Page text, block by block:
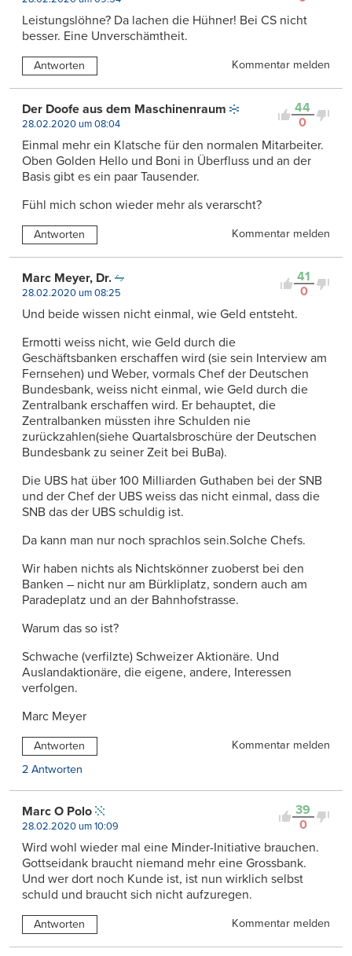
Leistungslöhne? Da lachen die Hühner! Bei CS nicht
besser. Eine Unverschämtheit.
Antworten Kommentar melden
44
0
Der Doofe aus dem Maschinenraum
28.02.2020 um 08:04
Einmal mehr ein Klatsche für den normalen Mitarbeiter.
Oben Golden Hello und Boni in Überfluss und an der
Basis gibt es ein paar Tausender.
Fühl mich schon wieder mehr als verarscht?
Antworten Kommentar melden
41
0
Marc Meyer, Dr.
28.02.2020 um 08:25
Und beide wissen nicht einmal, wie Geld entsteht.
Ermotti weiss nicht, wie Geld durch die
Geschäftsbanken erschaffen wird (sie sein Interview am
Fernsehen) und Weber, vormals Chef der Deutschen
Bundesbank, weiss nicht einmal, wie Geld durch die
Zentralbank erschaffen wird. Er behauptet, die
Zentralbanken müssten ihre Schulden nie
zurückzahlen(siehe Quartalsbroschüre der Deutschen
Bundesbank zu seiner Zeit bei BuBa).
Die UBS hat über 100 Milliarden Guthaben bei der SNB
und der Chef der UBS weiss das nicht einmal, dass die
SNB das der UBS schuldig ist.
Da kann man nur noch sprachlos sein.Solche Chefs.
Wir haben nichts als Nichtskönner zuoberst bei den
Banken – nicht nur am Bürkliplatz, sondern auch am
Paradeplatz und an der Bahnhofstrasse.
Warum das so ist?
Schwache (verfilzte) Schweizer Aktionäre. Und
Auslandaktionäre, die eigene, andere, Interessen
verfolgen.
Marc Meyer
Antworten
Kommentar melden
2 Antworten
39
0
Marc O Polo
28.02.2020 um 10:09
Wird wohl wieder mal eine Minder-Initiative brauchen.
Gottseidank braucht niemand mehr eine Grossbank.
Und wer dort noch Kunde ist, ist nun wirklich selbst
schuld und braucht sich nicht aufzuregen.
Antworten Kommentar melden